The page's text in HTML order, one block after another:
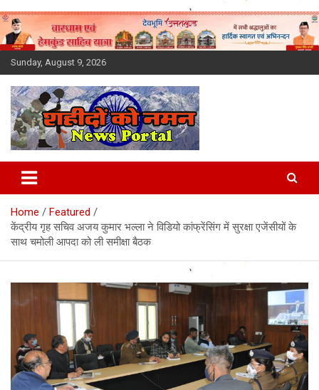
Skip
to
content
Sunday, August 9, 2026
Latest News Today, Breaking
News, Uttarakhand News in
Hindi
Home
Featured
केंद्रीय गृह सचिव अजय कुमार भल्ला ने विडियो कांफ्रेंसिंग में सुरक्षा एजेंसीयों के
साथ चमोली आपदा को ली समीक्षा बैठक